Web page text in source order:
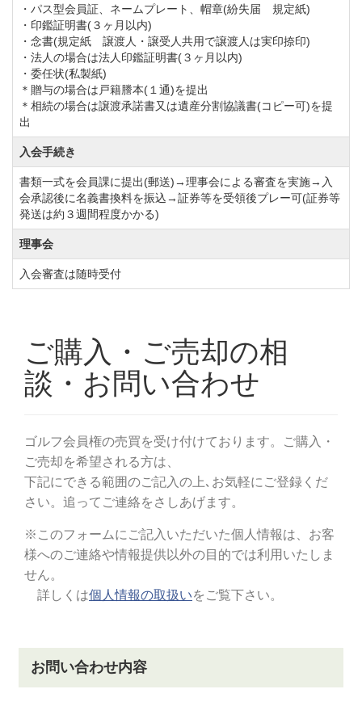
・パス型会員証、ネームプレート、帽章(紛失届 規定紙)
・印鑑証明書(３ヶ月以内)
・念書(規定紙 譲渡人・譲受人共用で譲渡人は実印捺印)
・法人の場合は法人印鑑証明書(３ヶ月以内)
・委任状(私製紙)
＊贈与の場合は戸籍謄本(１通)を提出
＊相続の場合は譲渡承諾書又は遺産分割協議書(コピー可)を提
出
入会手続き
書類一式を会員課に提出(郵送)→理事会による審査を実施→入
会承認後に名義書換料を振込→証券等を受領後プレー可(証券等
発送は約３週間程度かかる)
理事会
入会審査は随時受付